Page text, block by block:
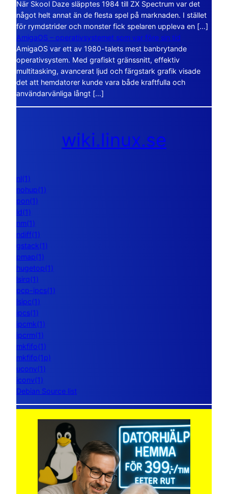
När Skool Daze släpptes 1984 till ZX Spectrum var det
något helt annat än de flesta spel på marknaden. I stället
för rymdstrider och monster fick spelaren uppleva en […]
AmigaOS – operativsystemet som var före sin tid
AmigaOS var ett av 1980-talets mest banbrytande
operativsystem. Med grafiskt gränssnitt, effektiv
multitasking, avancerat ljud och färgstark grafik visade
det att hemdatorer kunde vara både kraftfulla och
användarvänliga långt […]
wiki.linux.se
nl(1)
nohup(1)
pon(1)
ld(1)
nm(1)
ndiff(1)
gstack(1)
pmap(1)
hugetop(1)
lsirq(1)
pcp-ipcs(1)
lsipc(1)
ipcs(1)
ipcmk(1)
ipcrm(1)
mkfifo(1)
mkfifo(1p)
uconv(1)
iconv(1)
Debian Source list